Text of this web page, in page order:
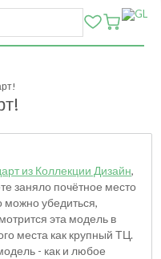
из Коллекции Дизайн,
заняло почётное место
убедиться,
эта модель в
места как крупный ТЦ.
- как и любое